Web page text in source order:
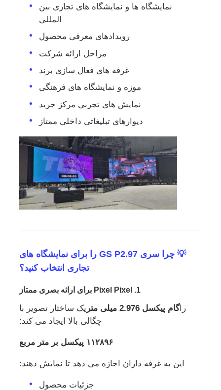
نمایشگاه ها و نمایشگاه های تجاری بین
المللی
رویدادهای معرفی محصول
مراحل ارائه شرکت
غرفه های فعال سازی برند
موزه و نمایشگاه های فرهنگی
نمایش های تجربی مرکز خرید
دیوارهای تبلیغاتی داخلی ممتاز
💡 چرا سری GS P2.97 را برای نمایشگاه های
تجاری انتخاب کنید؟
1. Pixel Pixel برای ارائه بصری ممتاز
راگام پیکسل 2.976 میلی متر
یک ساختار تصویر با
چگالی بالا ایجاد می کند:
۱۱۲۸۹۶ پیکسل بر متر مربع
این به غرفه داران اجازه می دهد تا نمایش دهند:
جزئیات محصول